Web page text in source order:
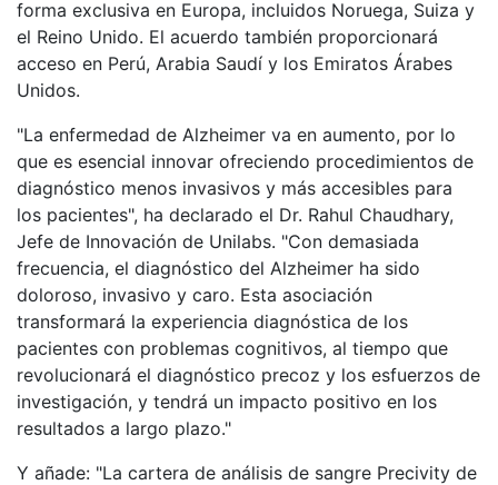
forma exclusiva en Europa, incluidos Noruega, Suiza y
el Reino Unido. El acuerdo también proporcionará
acceso en Perú, Arabia Saudí y los Emiratos Árabes
Unidos.
"La enfermedad de Alzheimer va en aumento, por lo
que es esencial innovar ofreciendo procedimientos de
diagnóstico menos invasivos y más accesibles para
los pacientes", ha declarado el Dr. Rahul Chaudhary,
Jefe de Innovación de Unilabs. "Con demasiada
frecuencia, el diagnóstico del Alzheimer ha sido
doloroso, invasivo y caro. Esta asociación
transformará la experiencia diagnóstica de los
pacientes con problemas cognitivos, al tiempo que
revolucionará el diagnóstico precoz y los esfuerzos de
investigación, y tendrá un impacto positivo en los
resultados a largo plazo."
Y añade: "La cartera de análisis de sangre Precivity de